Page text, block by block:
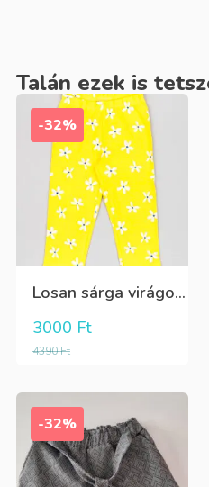
Talán ezek is
-32%
Losan sárga virágos 3/4-es leggings
4390Ft
3000 Ft
-32%